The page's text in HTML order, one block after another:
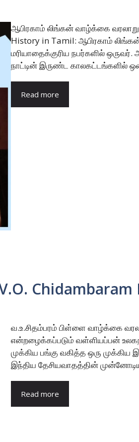
ஆபிரகாம் லிங்கன் வாழ்க்கை
History in Tamil: ஆபிரகாம் லிங்கன்
மரியாதைக்குரிய நபர்களில்
நாட்டின் இருண்ட காலகட்டங்களில்
Read more
வ.உ.சிதம்பரம் பிள்ளை வாழ்க்கை
என்றழைக்கப்படும் வள்ளியப்பன்
முக்கிய பங்கு வகித்த ஒரு முக்கிய
இந்திய தேசியவாதத்தின்
Read more